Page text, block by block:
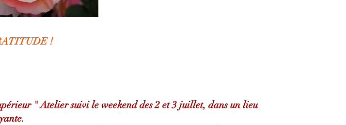
!
" Atelier suivi le weekend des 2 et 3 juillet, dans un lieu